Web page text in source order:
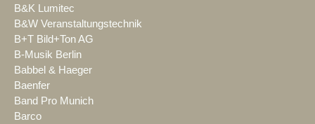
B&K Lumitec
B&W Veranstaltungstechnik
B+T Bild+Ton AG
B-Musik Berlin
Babbel & Haeger
Baenfer
Band Pro Munich
Barco